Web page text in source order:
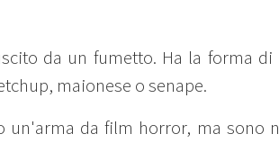
da un fumetto. Ha la forma
maionese o senape.
un'arma da film horror, ma sono